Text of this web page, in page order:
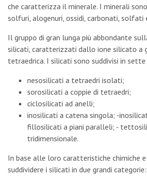
che caratterizza il minerale. I minerali
solfuri, alogenuri, ossidi, carbonati, solfati
Il gruppo di gran lunga più abbondante
silicati, caratterizzati dallo ione silicato a
tetraedrica. I silicati sono suddivisi in sette
nesosilicati a tetraedri isolati;
sorosilicati a coppie di tetraedri;
ciclosilicati ad anelli;
inosilicati a catena singola; -
fillosilicati a piani paralleli; -
tridimensionale.
In base alle loro caratteristiche chimiche
suddividere i silicati in due grandi categorie: